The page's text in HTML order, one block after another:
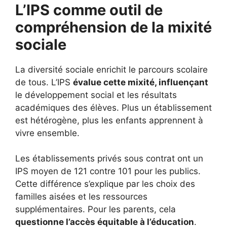
L’IPS comme outil de
compréhension de la mixité
sociale
La diversité sociale enrichit le parcours scolaire
de tous. L’IPS évalue cette mixité, influençant
le développement social et les résultats
académiques des élèves. Plus un établissement
est hétérogène, plus les enfants apprennent à
vivre ensemble.
Les établissements privés sous contrat ont un
IPS moyen de 121 contre 101 pour les publics.
Cette différence s’explique par les choix des
familles aisées et les ressources
supplémentaires. Pour les parents, cela
questionne l’accès équitable à l’éducation.